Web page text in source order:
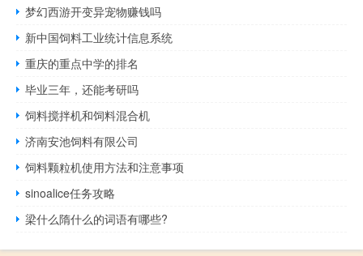
梦幻西游开变异宠物赚钱吗
新中国饲料工业统计信息系统
重庆的重点中学的排名
毕业三年，还能考研吗
饲料搅拌机和饲料混合机
济南安池饲料有限公司
饲料颗粒机使用方法和注意事项
sinoalice任务攻略
梁什么隋什么的词语有哪些?